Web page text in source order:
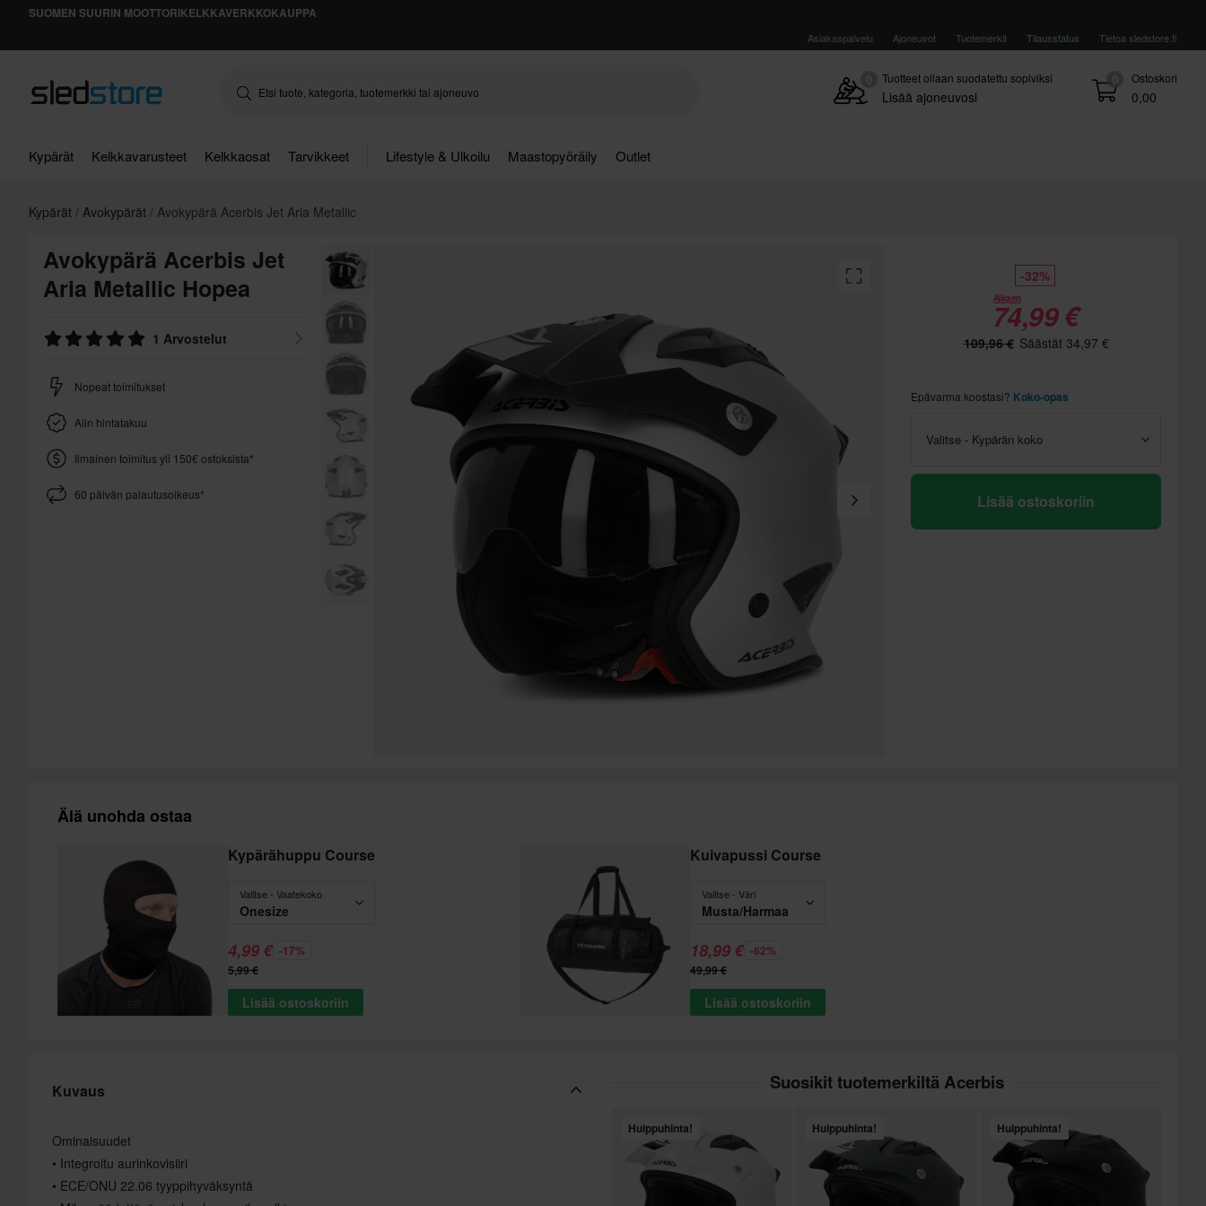
SUOMEN SUURIN MOOTTORIKELKKAVERKKOKAUPPA
Asiakaspalvelu Ajoneuvot Tuotemerkit Tilausstatus Tietoa sledstore.fi
0 Ostoskori
0,00
Tuotteet ollaan suodatettu sopiviksi
Lisää ajoneuvosi
Kypärät Kelkkavarusteet Kelkkaosat Tarvikkeet Lifestyle & Ulkoilu Maastopyöräily Outlet
Kypärät Avokypärät Avokypärä Acerbis Jet Aria Metallic
Avokypärä Acerbis Jet
Aria Metallic Hopea
1 Arvostelut
Nopeat toimitukset
Alin hintatakuu
Ilmainen toimitus yli 150€ ostoksista*
60 päivän palautusoikeus*
-32%
Alkaen
74,99 €
109,96 € Säästät 34,97 €
Epävarma koostasi? Koko-opas
Valitse - Kypärän koko
Lisää ostoskoriin
Älä unohda ostaa
Kypärähuppu Course
Valitse - Vaatekoko
Onesize
4,99 € -17%
5,99 €
Lisää ostoskoriin
Kuivapussi Course
Valitse - Väri
Musta/Harmaa
18,99 € -62%
49,99 €
Lisää ostoskoriin
Kuvaus
Ominaisuudet
• Integroitu aurinkovisiiri
• ECE/ONU 22.06 tyyppihyväksyntä
Suosikit tuotemerkiltä Acerbis
Huippuhinta! Huippuhinta! Huippuhinta!